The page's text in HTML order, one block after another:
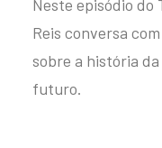
Neste episódio do
Reis conversa
sobre a história
futuro.